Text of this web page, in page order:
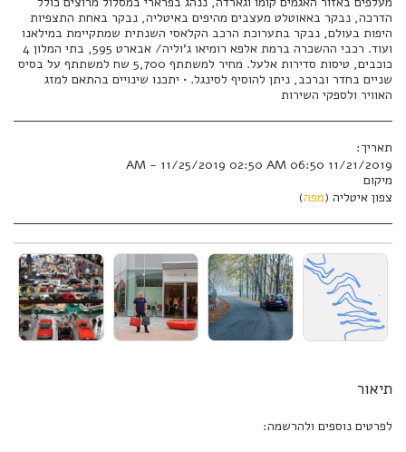
הדרכה, נבקר באאוטלט מעצבים מהיפים באיטליה, נבקר באחת התצפיות
היפות בעולם, נבקר בתערוכת הרכב הקלאסי השנתית שמתקיימת במילאנו
ועוד. רכבי ההשכרה ברמת אלפא רומיאו ג'וליה/ אבארט 595, בתי המלון 4
כוכבים, טיסות סדירות אלעל. מחיר למשתתף 5,700 שח למשתתף על בסיס
שניים בחדר וברכב, ניתן להוסיף לסינגל. • יתכנו שינויים בהתאם למזג
האוויר ולספקי השירות
תאריך:
11/21/2019 06:50 AM - 11/25/2019 02:50 AM
מיקום
צפון איטליה (מפה)
תיאור
לפרטים נוספים ולהרשמה: